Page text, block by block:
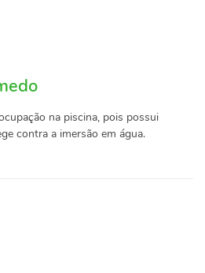
na piscina, pois possui
contra a imersão em água.